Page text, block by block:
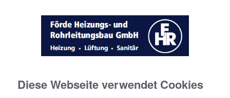
Diese Webseite verwendet Cookies